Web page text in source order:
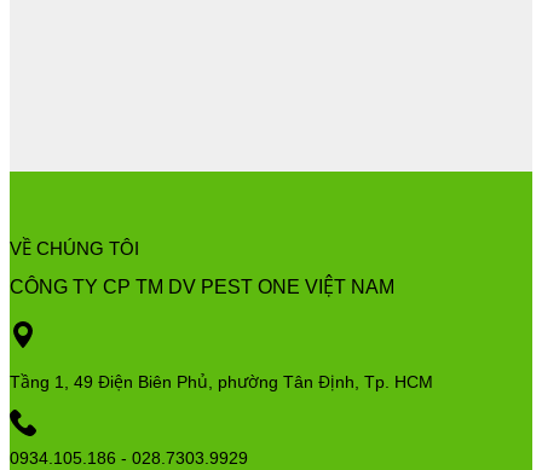
VỀ CHÚNG TÔI
CÔNG TY CP TM DV PEST ONE VIỆT NAM
Tầng 1, 49 Điện Biên Phủ, phường Tân Định, Tp. HCM
0934.105.186 - 028.7303.9929